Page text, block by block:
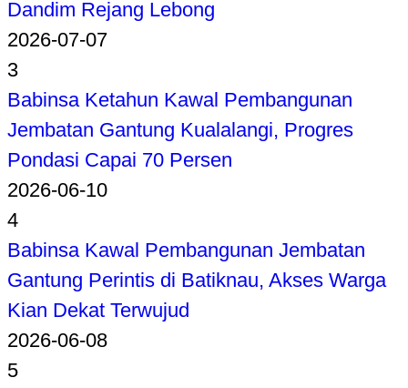
Dandim Rejang Lebong
2026-07-07
3
Babinsa Ketahun Kawal Pembangunan
Jembatan Gantung Kualalangi, Progres
Pondasi Capai 70 Persen
2026-06-10
4
Babinsa Kawal Pembangunan Jembatan
Gantung Perintis di Batiknau, Akses Warga
Kian Dekat Terwujud
2026-06-08
5